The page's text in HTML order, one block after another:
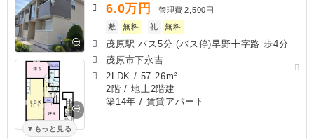
もっと見る
6.0万円 管理費 2,500円
敷
無料 礼 無料
茂原駅 バス5分 (バス停)早野十字路 歩4分
茂原市下永吉
2LDK / 57.26m²
2階 / 地上2階建
築14年 / 賃貸アパート